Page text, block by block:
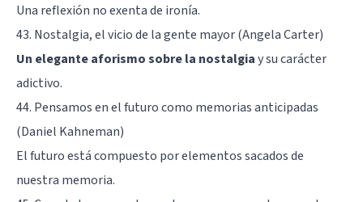
Una reflexión no exenta de ironía.
43. Nostalgia, el vicio de la gente mayor (Angela Carter)
Un elegante aforismo sobre la nostalgiay su carácter
adictivo.
44. Pensamos en el futuro como memorias anticipadas
(Daniel Kahneman)
El futuro está compuesto por elementos sacados de
nuestra memoria.